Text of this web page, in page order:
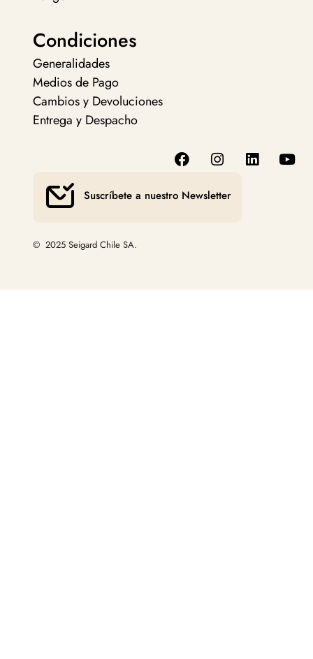
Condiciones
Generalidades
Medios de Pago
Cambios y Devoluciones
Entrega y Despacho
Suscríbete a nuestro Newsletter
© 2025 Seigard Chile SA.